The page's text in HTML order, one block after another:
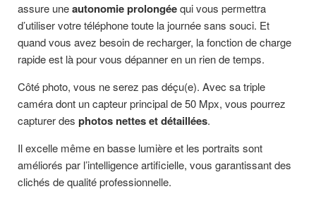
assure uneautonomie prolongéequi vous permettra
d’utiliser votre téléphone toute la journée sans souci. Et
quand vous avez besoin de recharger, la fonction de charge
rapide est là pour vous dépanner en un rien de temps.
Côté photo, vous ne serez pas déçu(e). Avec sa triple
caméra dont un capteur principal de 50 Mpx, vous pourrez
capturer des photos nettes et détaillées.
Il excelle même en basse lumière et les portraits sont
améliorés par l’intelligence artificielle, vous garantissant des
clichés de qualité professionnelle.